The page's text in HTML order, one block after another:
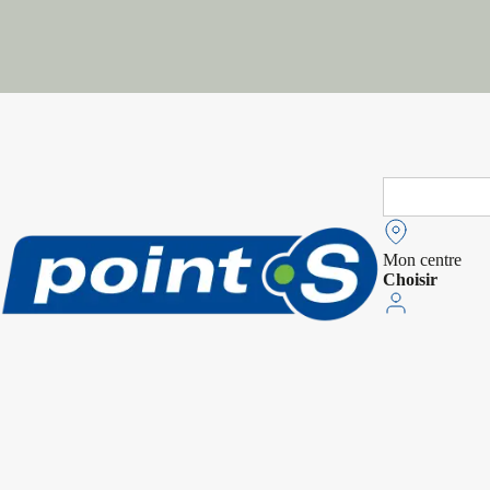
Search
Mon centre
Choisir